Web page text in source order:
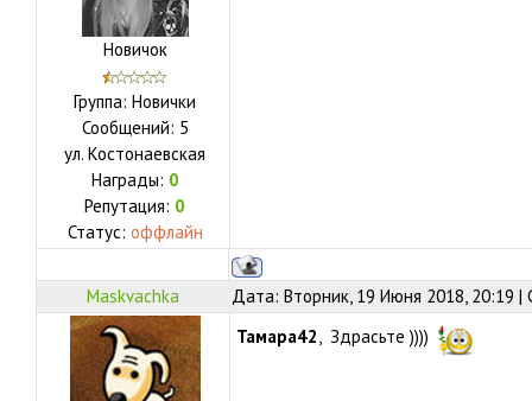
Новичок
Группа: Новички
Сообщений: 5
ул. Костонаевская
Награды: 0
Репутация: 0
Статус: оффлайн
Maskvachka Дата: Вторник, 19 Июня 2018, 20:19
Тамара42 , Здрасьте ))))